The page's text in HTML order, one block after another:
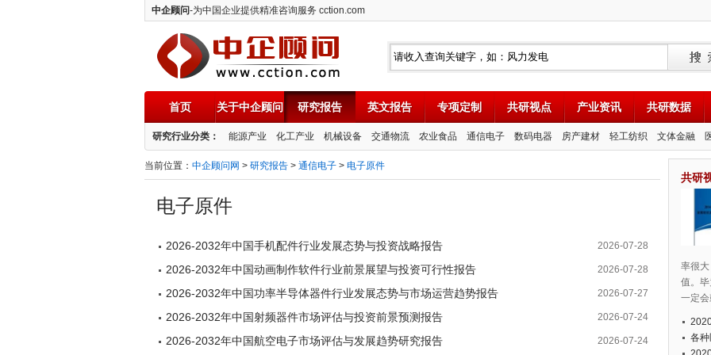
中企顾问-为中国企业提供精准咨询服务 cction.com
中企顾问
首页 关于中企顾问 研究报告 英文报告 专项定制 共研视点 产业资讯 共研数据
研究行业分类： 能源产业 化工产业 机械设备 交通物流 农业食品 通信电子 数码电器 房产建材 轻工纺织 文体金融
当前位置： 中企顾问网 > 研究报告 > 通信电子 > 电子原件
电子原件
2026-2032年中国手机配件行业发展态势与投资战略报告 2026-07-28
2026-2032年中国动画制作软件行业前景展望与投资可行性报告 2026-07-28
2026-2032年中国功率半导体器件行业发展态势与市场运营趋势报告 2026-07-27
2026-2032年中国射频器件市场评估与投资前景预测报告 2026-07-24
2026-2032年中国航空电子市场评估与发展趋势研究报告 2026-07-24
共研
率很
值。
一定
各